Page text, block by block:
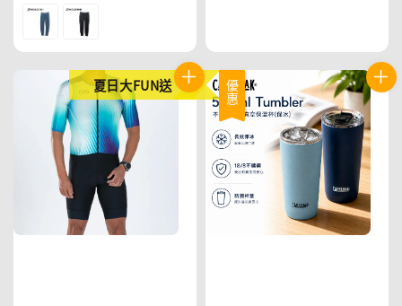
夏日大FUN送 優惠